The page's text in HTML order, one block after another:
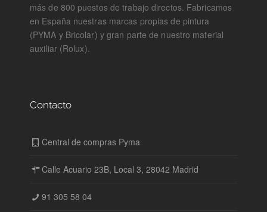
más de 800 puestos de trabajo directos. Fabricamos
en España nuestras marcas propias de pintura
(PYMA y Bricolar) y gran parte de nuestro material
auxiliar (Rolux).
Contacto
Central de compras Pyma
Calle Acuario 23B, Local 3, 28042 Madrid
91 305 58 04